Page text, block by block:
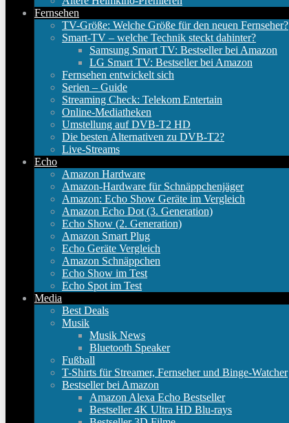
Fernsehen
TV-Größe: Welche Größe für den neuen Fernseher?
Smart-TV – welche Technik steckt dahinter?
Samsung Smart TV: Bestseller bei Amazon
LG Smart TV: Bestseller bei Amazon
Fernsehen entwickelt sich
Serien – Guide
Streaming Check: Telekom Entertain
Online-Mediatheken
Umstellung auf DVB-T2 HD
Die besten Alternativen zu DVB-T2?
Live-Streams
Echo
Amazon Hardware
Amazon-Hardware für Schnäppchenjäger
Amazon: Echo Show Geräte im Vergleich
Amazon Echo Dot (3. Generation)
Echo Show (2. Generation)
Amazon Smart Plug
Echo Geräte Vergleich
Amazon Schnäppchen
Echo Show im Test
Echo Spot im Test
Media
Best Deals
Musik
Musik News
Bluetooth Speaker
Fußball
T-Shirts für Streamer, Fernseher und Binge-Watcher
Bestseller bei Amazon
Amazon Alexa Echo Bestseller
Bestseller 4K Ultra HD Blu-rays